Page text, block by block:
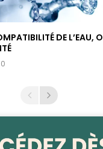
DE L’EAU,
0